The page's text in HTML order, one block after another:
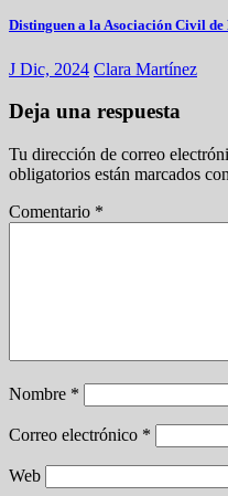
Distinguen a la Asociación Civil de
J Dic, 2024 Clara Martínez
Deja una respuesta
Tu dirección de correo
obligatorios están marcados con
Comentario *
Nombre *
Correo electrónico *
Web